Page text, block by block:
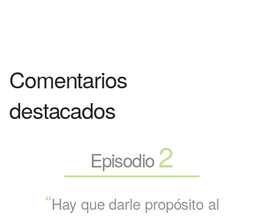
Comentarios
destacados
Episodio2
Hay que darle propósito al